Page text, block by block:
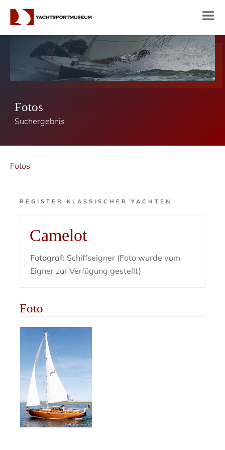
Fotos
Suchergebnis
Fotos
REGISTER KLASSISCHER YACHTEN
Camelot
Fotograf: Schiffseigner (Foto wurde vom
Eigner zur Verfügung gestellt)
Foto